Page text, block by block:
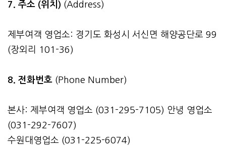
7. 주소 (위치) (Address)
제부여객 영업소: 경기도 화성시 서신면 해양공단로 99
(장외리 101-36)
8. 전화번호 (Phone Number)
본사: 제부여객 영업소 (031-295-7105) 안녕 영업소
(031-292-7607)
수원대영업소 (031-225-6074)